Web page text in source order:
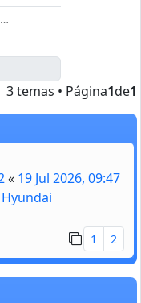
3 temas • Página1de1
« 19 Jul 2026, 09:47
1 2